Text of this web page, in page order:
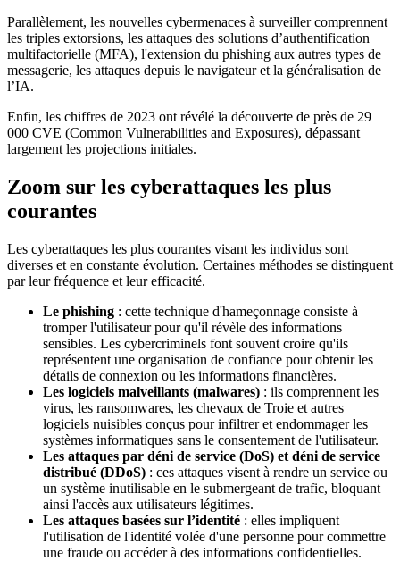
Parallèlement, les nouvelles cybermenaces à surveiller comprennent
les triples extorsions, les attaques des solutions d’authentification
multifactorielle (MFA), l'extension du phishing aux autres types de
messagerie, les attaques depuis le navigateur et la généralisation de
l’IA.
Enfin, les chiffres de 2023 ont révélé la découverte de près de 29
000 CVE (Common Vulnerabilities and Exposures), dépassant
largement les projections initiales.
Zoom sur les cyberattaques les plus
courantes
Les cyberattaques les plus courantes visant les individus sont
diverses et en constante évolution. Certaines méthodes se distinguent
par leur fréquence et leur efficacité.
Le phishing : cette technique d'hameçonnage consiste à
tromper l'utilisateur pour qu'il révèle des informations
sensibles. Les cybercriminels font souvent croire qu'ils
représentent une organisation de confiance pour obtenir les
détails de connexion ou les informations financières.
Les logiciels malveillants (malwares) : ils comprennent les
virus, les ransomwares, les chevaux de Troie et autres
logiciels nuisibles conçus pour infiltrer et endommager les
systèmes informatiques sans le consentement de l'utilisateur.
Les attaques par déni de service (DoS) et déni de service
distribué (DDoS) : ces attaques visent à rendre un service ou
un système inutilisable en le submergeant de trafic, bloquant
ainsi l'accès aux utilisateurs légitimes.
Les attaques basées sur l’identité : elles impliquent
l'utilisation de l'identité volée d'une personne pour commettre
une fraude ou accéder à des informations confidentielles.